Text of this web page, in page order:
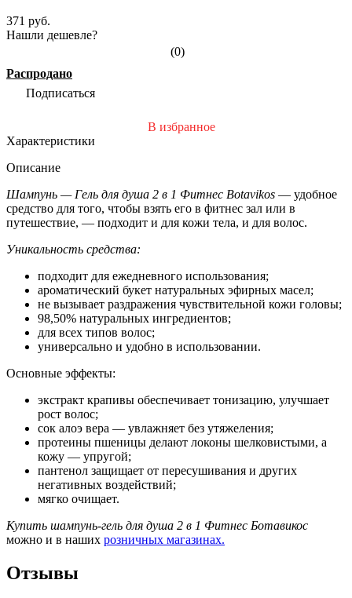
371 руб.
Нашли дешевле?
(0)
Распродано
Подписаться
В избранное
Характеристики
Описание
Шампунь — Гель для душа 2 в 1 Фитнес Botavikos — удобное
средство для того, чтобы взять его в фитнес зал или в
путешествие, — подходит и для кожи тела, и для волос.
Уникальность средства:
подходит для ежедневного использования;
ароматический букет натуральных эфирных масел;
не вызывает раздражения чувствительной кожи головы;
98,50% натуральных ингредиентов;
для всех типов волос;
универсально и удобно в использовании.
Основные эффекты:
экстракт крапивы обеспечивает тонизацию, улучшает
рост волос;
сок алоэ вера — увлажняет без утяжеления;
протеины пшеницы делают локоны шелковистыми, а
кожу — упругой;
пантенол защищает от пересушивания и других
негативных воздействий;
мягко очищает.
Купить шампунь-гель для душа 2 в 1 Фитнес Ботавикос
можно и в наших розничных магазинах.
Отзывы